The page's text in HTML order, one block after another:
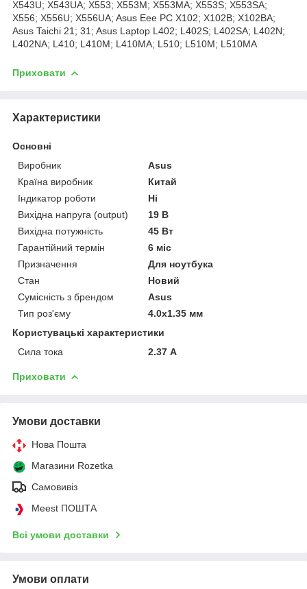
X543U; X543UA; X553; X553M; X553MA; X553S; X553SA;
X556; X556U; X556UA; Asus Eee PC X102; X102B; X102BA;
Asus Taichi 21; 31; Asus Laptop L402; L402S; L402SA; L402N;
L402NA; L410; L410M; L410MA; L510; L510M; L510MA
Приховати
Характеристики
Основні
Виробник
Asus
Країна виробник
Китай
Індикатор роботи
Ні
Вихідна напруга (output)
19 В
Вихідна потужність
45 Вт
Гарантійний термін
6 міс
Призначення
Для ноутбука
Стан
Новий
Сумісність з брендом
Asus
Тип роз'єму
4.0x1.35 мм
Користувацькі характеристики
Сила тока
2.37 А
Приховати
Умови доставки
Нова Пошта
Магазини Rozetka
Самовивіз
Meest ПОШТА
Всі умови доставки
Умови оплати